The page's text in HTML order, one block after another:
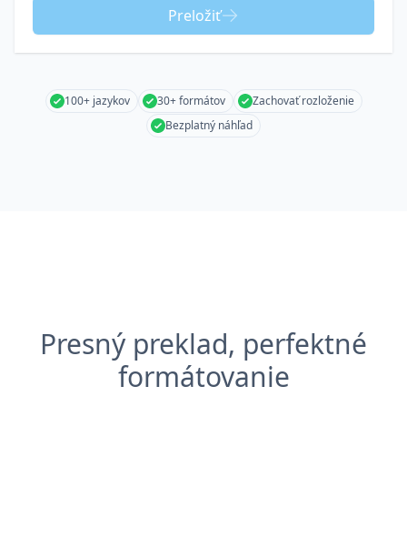
Preložiť
100+ jazykov 30+ formátov
Zachovať rozloženie
Bezplatný náhľad
Presný preklad, perfektné
formátovanie